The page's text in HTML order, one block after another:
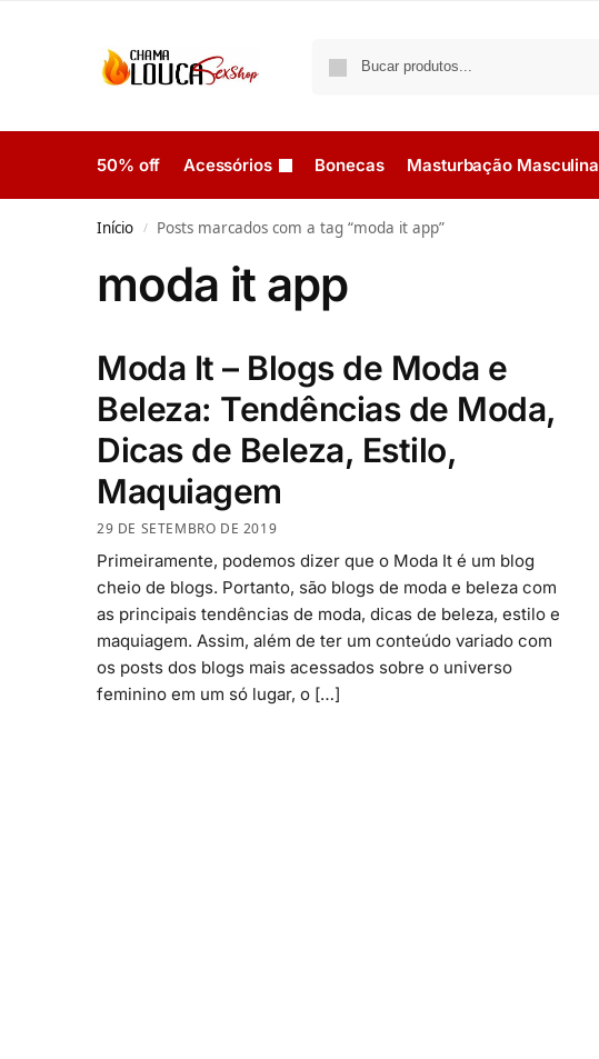
50% off Acessórios Bonecas Masturbação Masculina
Início / Posts marcados com a tag “moda it app”
moda it app
Moda It – Blogs de Moda e
Beleza: Tendências de Moda,
Dicas de Beleza, Estilo,
Maquiagem
29 DE SETEMBRO DE 2019
Primeiramente, podemos dizer que o Moda It é um blog
cheio de blogs. Portanto, são blogs de moda e beleza com
as principais tendências de moda, dicas de beleza, estilo e
maquiagem. Assim, além de ter um conteúdo variado com
os posts dos blogs mais acessados sobre o universo
feminino em um só lugar, o […]